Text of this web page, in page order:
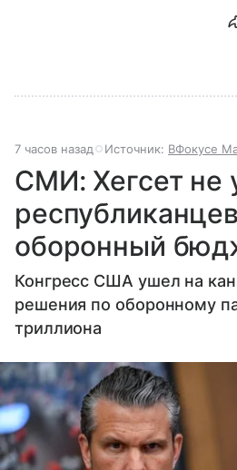
7 часов назад Источник: ВФокусе
СМИ: Хегсет не
оборонный
Конгресс США ушел на
решения по оборонному
триллиона